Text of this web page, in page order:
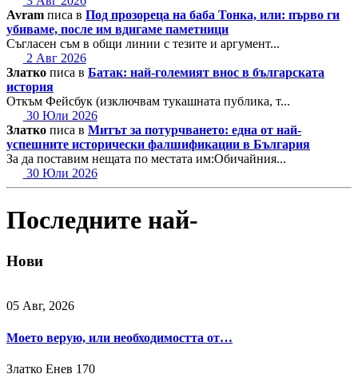
Avram писа в Под прозореца на баба Тонка, или: първо ги
убиваме, после им вдигаме паметници
Съгласен съм в общи линии с тезите и аргумент...
2 Авг 2026
Златко писа в Батак: най-големият внос в българската
история
Откъм Фейсбук (изключвам тукашната публика, т...
30 Юли 2026
Златко писа в Митът за потурчването: една от най-
успешните исторически фалшификации в България
За да поставим нещата по местата им:Обичайния...
30 Юли 2026
Последните най-
Нови
05 Авг, 2026
Моето верую, или необходимостта от…
Златко Енев 170